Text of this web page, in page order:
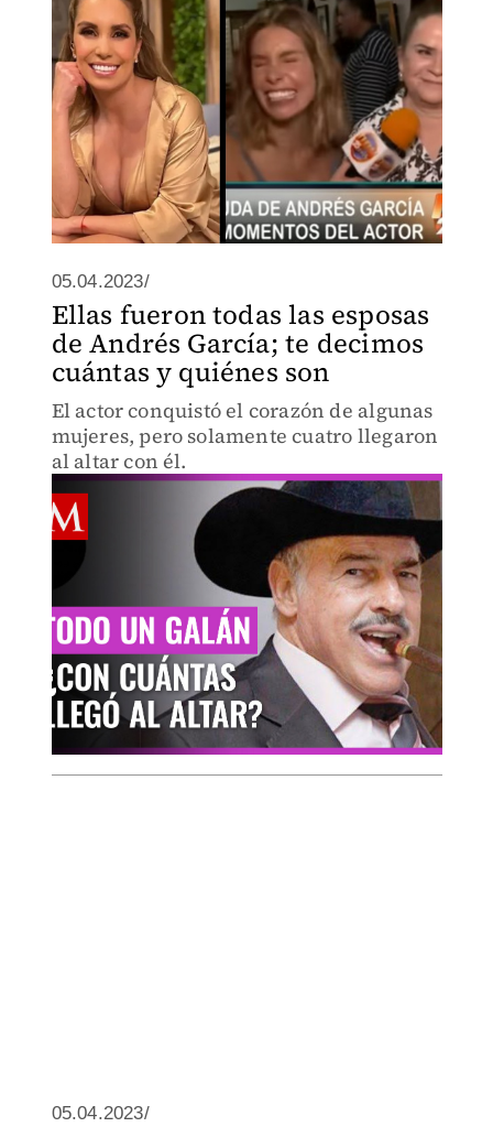
05.04.2023/
Ellas fueron todas las esposas
de Andrés García; te decimos
cuántas y quiénes son
El actor conquistó el corazón de algunas
mujeres, pero solamente cuatro llegaron
al altar con él.
05.04.2023/